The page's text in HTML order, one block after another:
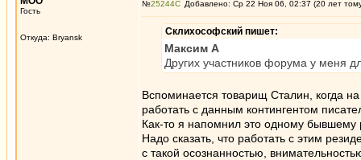
Гость
Откуда: Bryansk
№25244 Добавлено: Ср 22 Ноя 06, 02:37 (20 лет
Склихософский пишет:
Максим А
Других участников форума у меня
Вспоминается товарищ Сталин, когда
работать с данным контингентом
Как-то я напомнил это одному бывшему
Надо сказать, что работать с этим
с такой осознанностью,